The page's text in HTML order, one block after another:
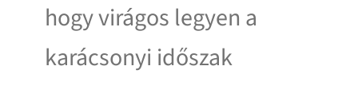
hogy virágos legyen a
karácsonyi időszak